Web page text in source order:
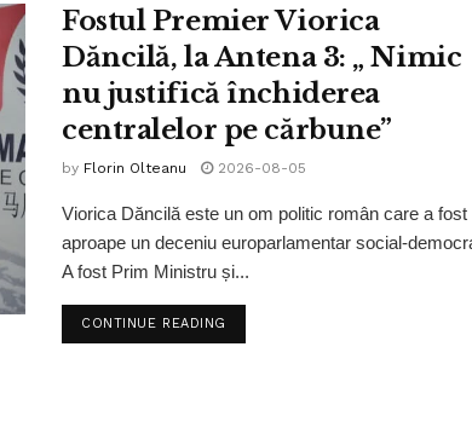
Fostul Premier Viorica
Dăncilă, la Antena 3: „ Nimic
nu justifică închiderea
centralelor pe cărbune”
by Florin Olteanu 2026-08-05
Viorica Dăncilă este un om politic român care a fost
aproape un deceniu europarlamentar social-
A fost Prim Ministru și...
CONTINUE READING